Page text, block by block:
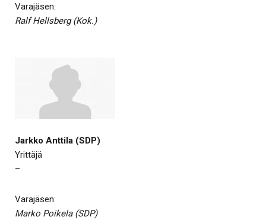
Varajäsen:
Ralf Hellsberg (Kok.)
Jarkko Anttila (SDP)
Yrittäjä
–
Varajäsen:
Marko Poikela (SDP)